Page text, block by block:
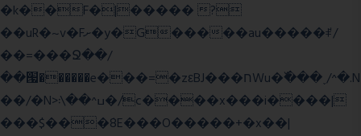
�k��F�|����� ?
��uR�~v�Fށ�y�G�����au�����ꑷ/
��=���Ջ��/
��՗������e���=�zεBJ���חWu�߰���˯/^�.N
��/�N>ߎ^��\܃�/c����x���i����|
���$���ܿ8E���O�����+�x��|